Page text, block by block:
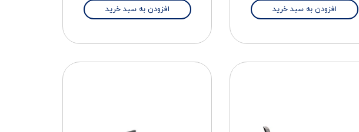
افزودن به سبد خرید افزودن به سبد خرید